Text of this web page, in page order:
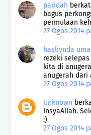
paridah
bagus
permulaan
27 Ogos 2014
hasliynda
rezeki
kita di
anugerah dari
27 Ogos 2014
Unknown
InsyaAllah.
:)
27 Ogos 2014